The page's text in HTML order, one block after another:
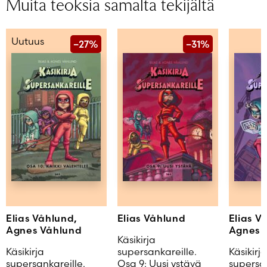
Uutuus –27%
Elias Våhlund,
Agnes Våhlund
Käsikirja
supersankareille.
–31%
Elias Våhlund
Käsikirja
supersankareille.
Osa 9: Uusi ystävä
Elias
Agnes
Käsikirja